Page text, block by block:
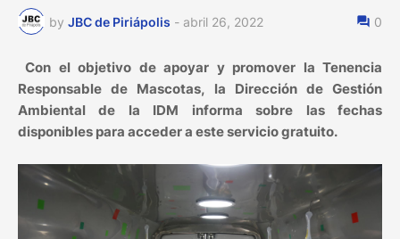
by JBC de Piriápolis - abril 26, 2022 0
Con el objetivo de apoyar y promover la Tenencia
Responsable de Mascotas, la Dirección de Gestión
Ambiental de la IDM informa sobre las fechas
disponibles para acceder a este servicio gratuito.